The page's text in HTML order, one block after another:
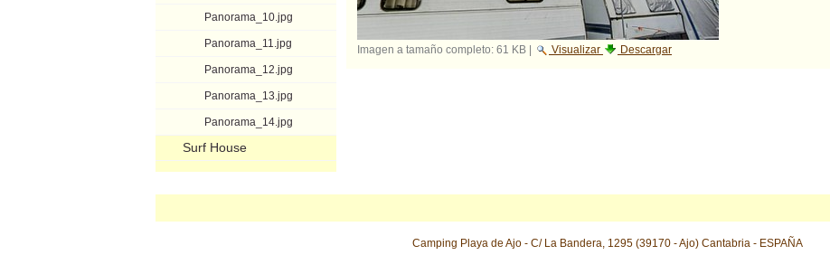
Imagen a tamaño completo: 61 KB Visualizar Descargar
Panorama_10.jpg
Panorama_11.jpg
Panorama_12.jpg
Panorama_13.jpg
Panorama_14.jpg
Surf House
Camping Playa de Ajo - C/ La Bandera, 1295 (39170 - Ajo) Cantabria - ESPAÑA